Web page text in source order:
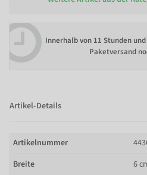
Innerhalb von 11 Stunden
Paketversand
Artikel-Details
Artikelnummer
Breite
6